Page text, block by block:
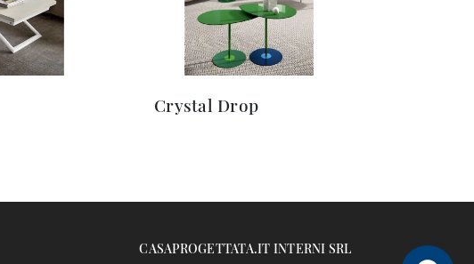
Crystal Drop
CASAPROGETTATA.IT INTERNI SRL